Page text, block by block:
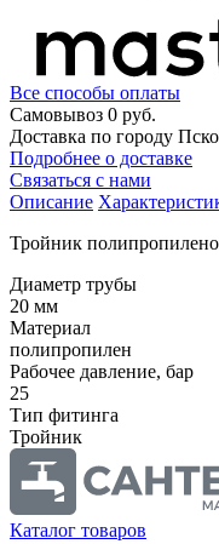
Все способы оплаты
Самовывоз 0 руб.
Доставка по городу
Подробнее о доставке
Связаться с нами
Описание
Тройник
Диаметр трубы
20 мм
Материал
полипропилен
Рабочее давление, бар
25
Тип фитинга
Тройник
Каталог товаров